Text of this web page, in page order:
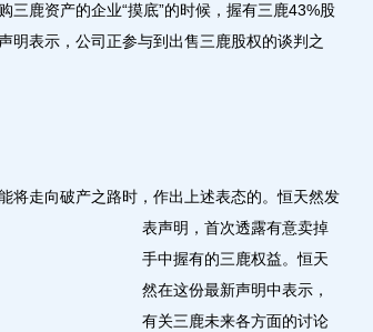
鹿资产的企业“摸底”的时候，握有三鹿43%股
明表示，公司正参与到出售三鹿股权的谈判之
走向破产之路时，作出上述表态的。恒天然发
表声明，首次透露有意卖掉
手中握有的三鹿权益。恒天
然在这份最新声明中表示，
有关三鹿未来各方面的讨论